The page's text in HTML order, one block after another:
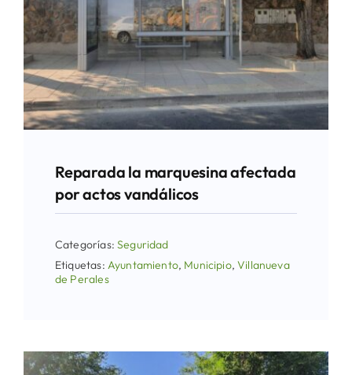
Reparada la marquesina afectada
por actos vandálicos
Categorías:Seguridad
Etiquetas: Ayuntamiento, Municipio,Villanueva
de Perales